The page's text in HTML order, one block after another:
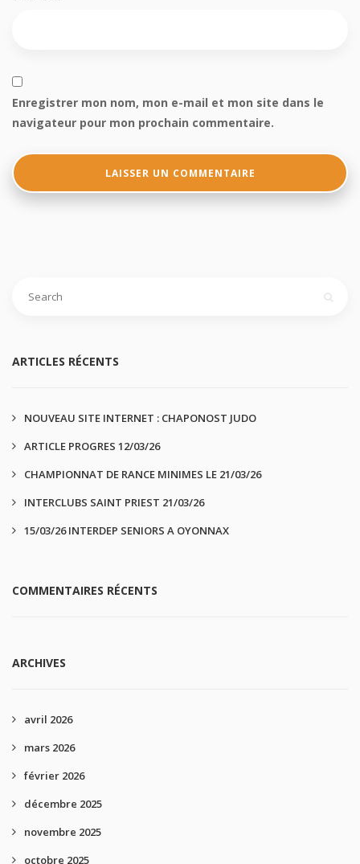
Enregistrer mon nom, mon e-mail et mon site dans le
navigateur pour mon prochain commentaire.
ARTICLES RÉCENTS
NOUVEAU SITE INTERNET : CHAPONOST JUDO
ARTICLE PROGRES 12/03/26
CHAMPIONNAT DE RANCE MINIMES LE 21/03/26
INTERCLUBS SAINT PRIEST 21/03/26
15/03/26 INTERDEP SENIORS A OYONNAX
COMMENTAIRES RÉCENTS
ARCHIVES
avril 2026
mars 2026
février 2026
décembre 2025
novembre 2025
octobre 2025